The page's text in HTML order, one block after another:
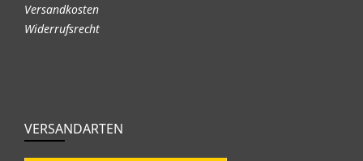
Versandkosten
Widerrufsrecht
VERSANDARTEN